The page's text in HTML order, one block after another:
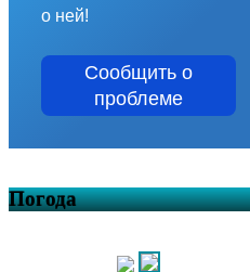
о ней!
Сообщить о
проблеме
Погода